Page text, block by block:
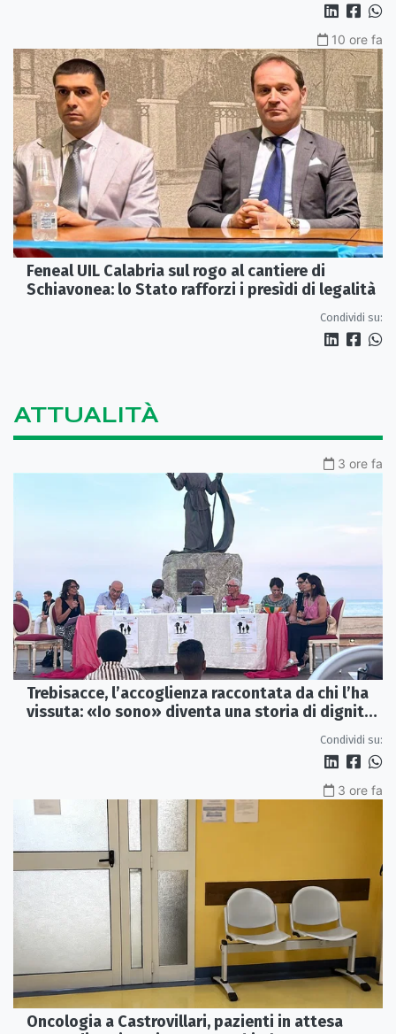
10 ore fa
Feneal UIL Calabria sul rogo al cantiere di
Schiavonea: lo Stato rafforzi i presìdi di legalità
Condividi su:
ATTUALITÀ
3 ore fa
Trebisacce, l’accoglienza raccontata da chi l’ha
vissuta: «Io sono» diventa una storia di dignità
Condividi su:
3 ore fa
Oncologia a Castrovillari, pazienti in attesa